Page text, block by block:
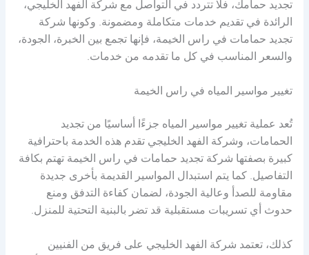
تجديد حمامك، فلا تتردد في التواصل مع شركة الفهد الخليجي،
الرائدة في تقديم خدمات متكاملة ومضمونة. وكونها شركة
تجديد حمامات في راس الخيمة، فإنها تجمع بين الخبرة، الجودة،
والسعر المناسب في كل ما تقدمه من خدمات.
تغيير مواسير المياه في راس الخيمة
تُعد عملية تغيير مواسير المياه جزءًا أساسيًا من تجديد
الحمامات، وشركة الفهد الخليجي تقدم هذه الخدمة باحترافية
كبيرة بصفتها شركة تجديد حمامات في راس الخيمة تهتم بكافة
التفاصيل. كما يتم استبدال المواسير القديمة بأخرى جديدة
مقاومة للصدأ وعالية الجودة، لضمان كفاءة التدفق ومنع
حدوث أي تسريبات مستقبلية قد تضر بالبنية التحتية للمنزل.
كذلك، تعتمد شركة الفهد الخليجي على فريق من الفنيين